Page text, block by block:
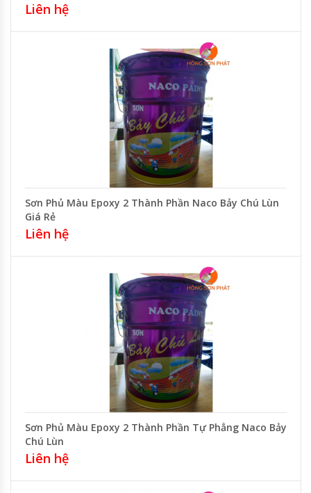
Liên hệ
Sơn Phủ Màu Epoxy 2 Thành Phần Naco Bảy Chú Lùn
Giá Rẻ
Liên hệ
Sơn Phủ Màu Epoxy 2 Thành Phần Tự Phẳng Naco Bảy
Chú Lùn
Liên hệ